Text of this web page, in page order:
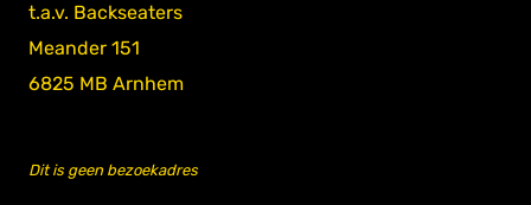
t.a.v. Backseaters
Meander 151
6825 MB Arnhem
Dit is geen bezoekadres